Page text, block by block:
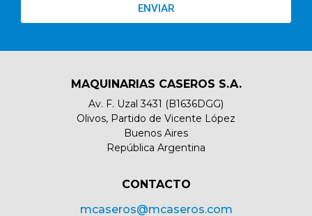
ENVIAR
MAQUINARIAS CASEROS S.A.
Av. F. Uzal 3431 (B1636DGG)
Olivos, Partido de Vicente López
Buenos Aires
República Argentina
CONTACTO​
mcaseros@mcaseros.com